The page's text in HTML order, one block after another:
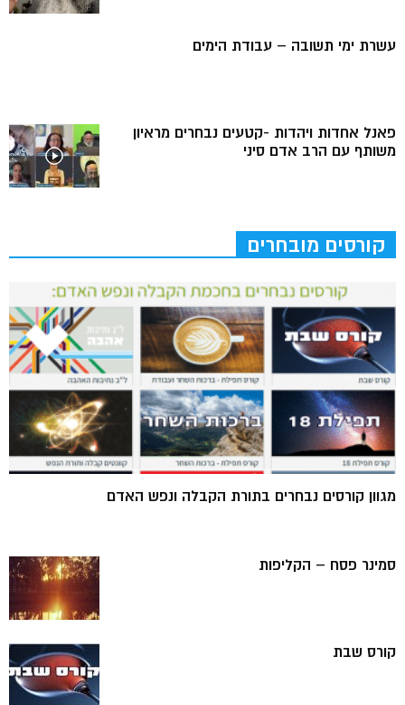
עשרת ימי תשובה – עבודת הימים
פאנל אחדות ויהדות -קטעים נבחרים מראיון
משותף עם הרב אדם סיני
קורסים מובחרים
מגוון קורסים נבחרים בתורת הקבלה ונפש האדם
סמינר פסח – הקליפות
קורס שבת